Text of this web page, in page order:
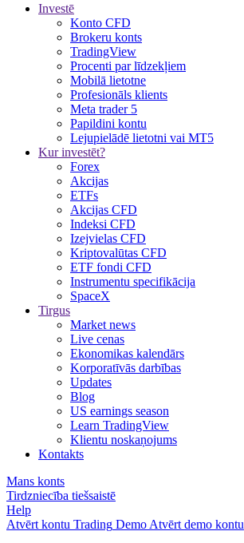
Investē
Konto CFD
Brokeru konts
TradingView
Procenti par līdzekļiem
Mobilā lietotne
Profesionāls klients
Meta trader 5
Papildini kontu
Lejupielādē lietotni vai MT5
Kur investēt?
Forex
Akcijas
ETFs
Akcijas CFD
Indeksi CFD
Izejvielas CFD
Kriptovalūtas CFD
ETF fondi CFD
Instrumentu specifikācija
SpaceX
Tirgus
Market news
Live cenas
Ekonomikas kalendārs
Korporatīvās darbības
Updates
Blog
US earnings season
Learn TradingView
Klientu noskaņojums
Kontakts
Mans konts
Tirdzniecība tiešsaistē
Help
Atvērt kontu Trading Demo Atvērt demo kontu